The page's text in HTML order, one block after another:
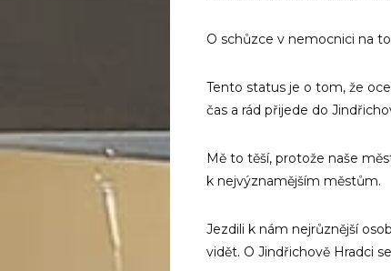
O schůzce v nemocnici na
Tento status je o tom, že
čas a rád přijede do
Mě to těší, protože naše
k nejvýznamějším městům.
Jezdili k nám nejrůznější
vidět. O Jindřichově Hradci